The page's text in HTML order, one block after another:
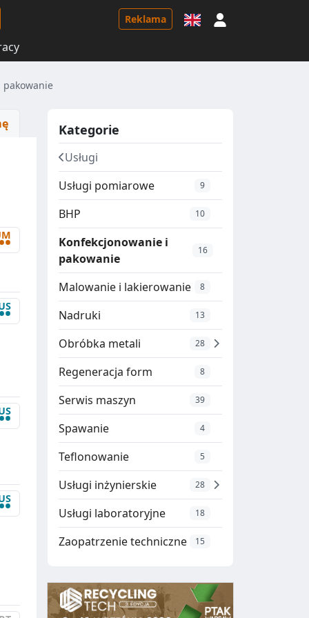
Reklama
pakowanie
Kategorie
Usługi
Usługi pomiarowe
9
BHP 10
Konfekcjonowanie i
pakowanie
16
Malowanie i lakierowanie 8
Nadruki 13
Obróbka metali 28
Regeneracja form 8
Serwis maszyn 39
Spawanie 4
Teflonowanie 5
Usługi inżynierskie 28
Usługi laboratoryjne 18
Zaopatrzenie techniczne 15